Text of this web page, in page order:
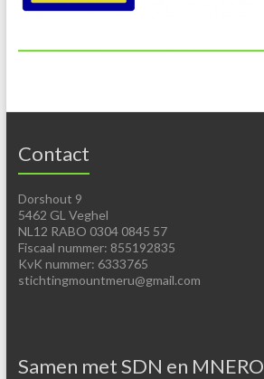
Contact
Dorshout 9
5462 GL Veghel
NL12 RABO 0304 0845 57
Fiscaal nummer: 855192835
KvK nummer: 6333765
stichtingmountmeru@gmail.com
Samen met SDN en MNERO